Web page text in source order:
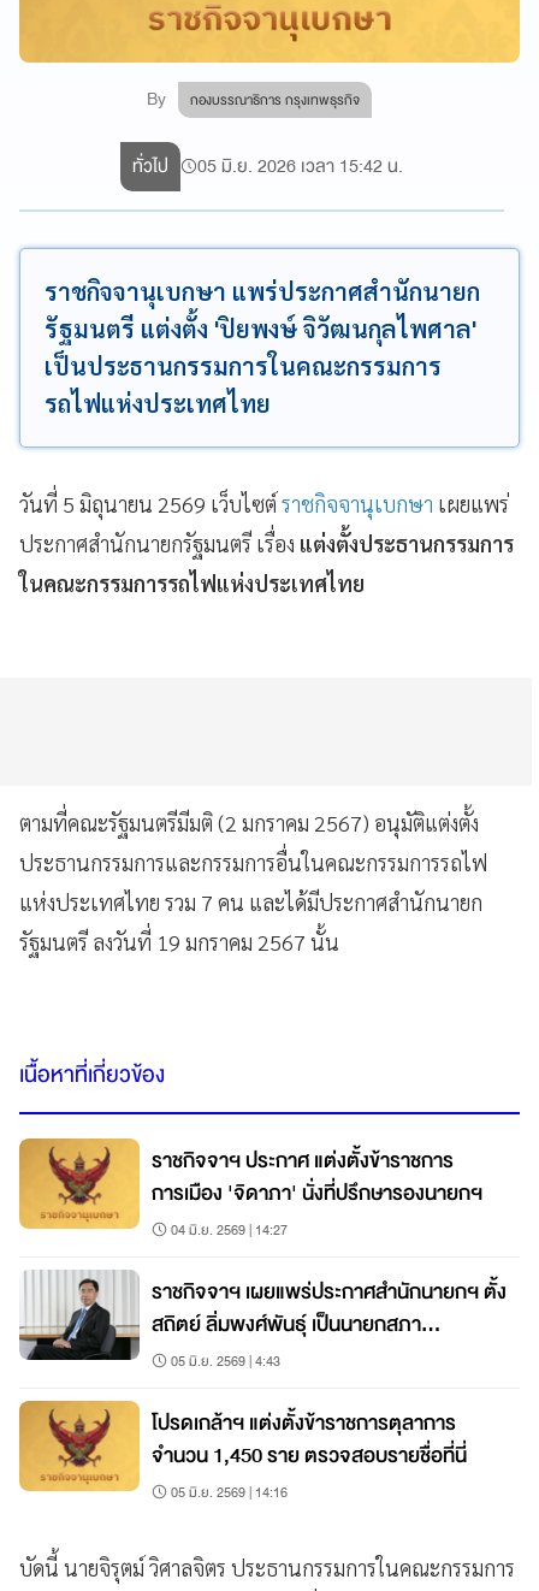
By กองบรรณาธิการ กรุงเทพธุรกิจ
ทั่วไป 05 มิ.ย. 2026 เวลา 15:42 น.
ราชกิจจานุเบกษา แพร่ประกาศสำนักนายก
รัฐมนตรี แต่งตั้ง 'ปิยพงษ์ จิวัฒนกุลไพศาล'
เป็นประธานกรรมการในคณะกรรมการ
รถไฟแห่งประเทศไทย
วันที่ 5 มิถุนายน 2569 เว็บไซต์ ราชกิจจานุเบกษา เผยแพร่
ประกาศสำนักนายกรัฐมนตรี เรื่อง แต่งตั้งประธานกรรมการ
ในคณะกรรมการรถไฟแห่งประเทศไทย
ตามที่คณะรัฐมนตรีมีมติ (2 มกราคม 2567) อนุมัติแต่งตั้ง
ประธานกรรมการและกรรมการอื่นในคณะกรรมการรถไฟ
แห่งประเทศไทย รวม 7 คน และได้มีประกาศสำนักนายก
รัฐมนตรี ลงวันที่ 19 มกราคม 2567 นั้น
เนื้อหาที่เกี่ยวข้อง
ราชกิจจาฯ ประกาศ แต่งตั้งข้าราชการ
การเมือง 'จิดาภา' นั่งที่ปรึกษารองนายกฯ
04 มิ.ย. 2569 | 14:27
ราชกิจจาฯ เผยแพร่ประกาศสำนักนายกฯ ตั้ง
สถิตย์ ลิ่มพงศ์พันธุ์ เป็นนายกสภา
มหาวิทยาลัยนครพนม
05 มิ.ย. 2569 | 4:43
โปรดเกล้าฯ แต่งตั้งข้าราชการตุลาการ
จำนวน 1,450 ราย ตรวจสอบรายชื่อที่นี่
05 มิ.ย. 2569 | 14:16
บัดนี้ นายจิรุตม์ วิศาลจิตร ประธานกรรมการในคณะกรรมการ